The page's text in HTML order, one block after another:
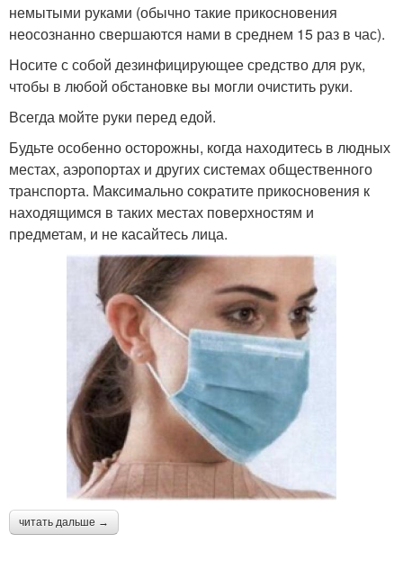
немытыми руками (обычно такие прикосновения
неосознанно свершаются нами в среднем 15 раз в час).
Носите с собой дезинфицирующее средство для рук,
чтобы в любой обстановке вы могли очистить руки.
Всегда мойте руки перед едой.
Будьте особенно осторожны, когда находитесь в людных
местах, аэропортах и других системах общественного
транспорта. Максимально сократите прикосновения к
находящимся в таких местах поверхностям и
предметам, и не касайтесь лица.
читать дальше →